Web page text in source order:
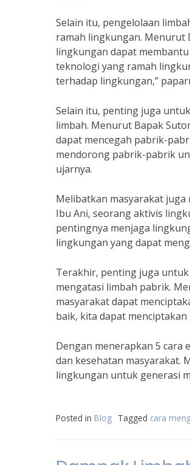
Selain itu, pengelolaan
ramah lingkungan. Menurut
lingkungan dapat
teknologi yang ramah
terhadap lingkungan,”
Selain itu, penting juga
limbah. Menurut Bapak
dapat mencegah pabrik-
mendorong pabrik-pabrik
ujarnya.
Melibatkan masyarakat
Ibu Ani, seorang aktivis
pentingnya menjaga
lingkungan yang dapat
Terakhir, penting juga
mengatasi limbah pabrik.
masyarakat dapat
baik, kita dapat
Dengan menerapkan 5
dan kesehatan masyarakat.
lingkungan untuk generasi
Posted in Blog Tagged cara